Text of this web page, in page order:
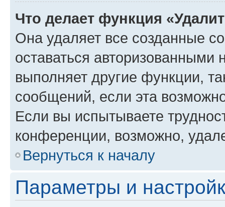
Что делает функция
Она удаляет все созданные
оставаться авторизованными
выполняет другие функции,
сообщений, если эта
Если вы испытываете
конференции, возможно,
Вернуться к началу
Параметры и